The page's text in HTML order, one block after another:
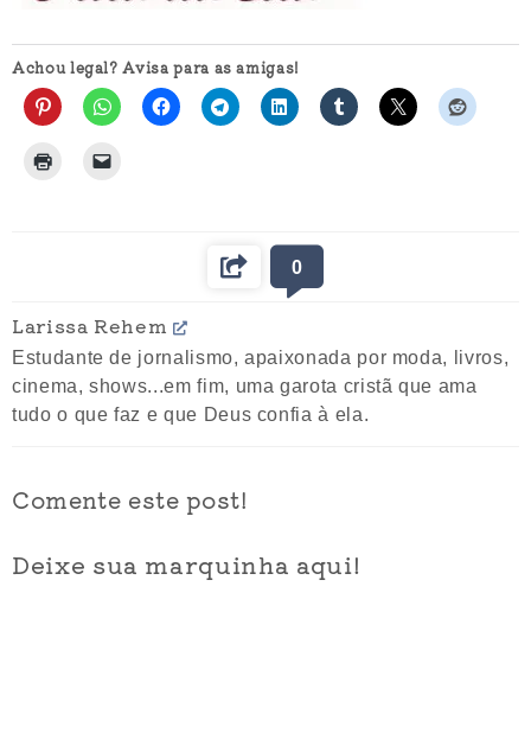
Achou legal? Avisa para as amigas!
0
Larissa Rehem
Estudante de jornalismo, apaixonada por moda, livros,
cinema, shows...em fim, uma garota cristã que ama
tudo o que faz e que Deus confia à ela.
Comente este post!
Deixe sua marquinha aqui!